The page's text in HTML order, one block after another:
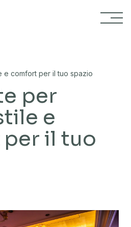
e comfort per il tuo spazio
per
e
il tuo